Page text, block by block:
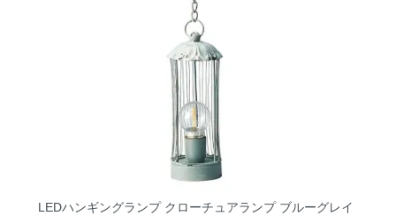
LEDハンギングランプ クローチュアランプ ブルーグレイ